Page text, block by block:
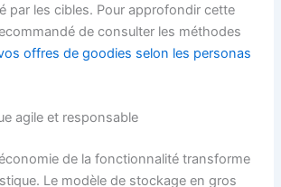
par les cibles. Pour approfondir cette
de consulter les méthodes
offres de goodies selon les personas
agile et responsable
de la fonctionnalité transforme
Le modèle de stockage en gros